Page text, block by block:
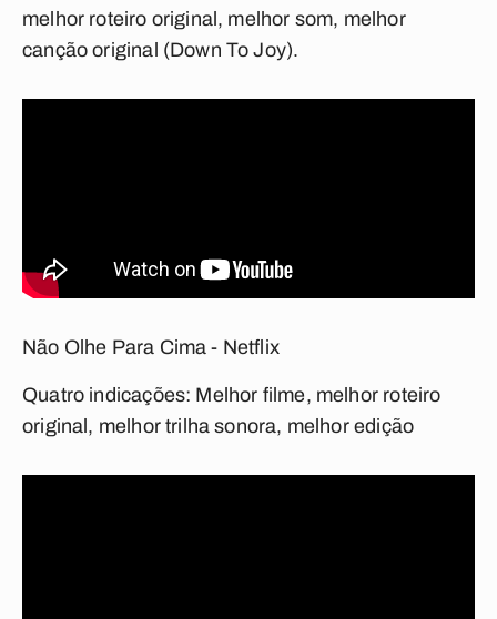
melhor roteiro original, melhor som, melhor
canção original (Down To Joy).
Não Olhe Para Cima - Netflix
Quatro indicações: Melhor filme, melhor roteiro
original, melhor trilha sonora, melhor edição